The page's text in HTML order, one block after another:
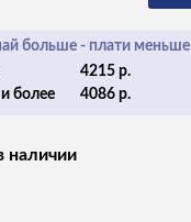
больше - плати меньше
4215 р.
более
4086 р.
наличии